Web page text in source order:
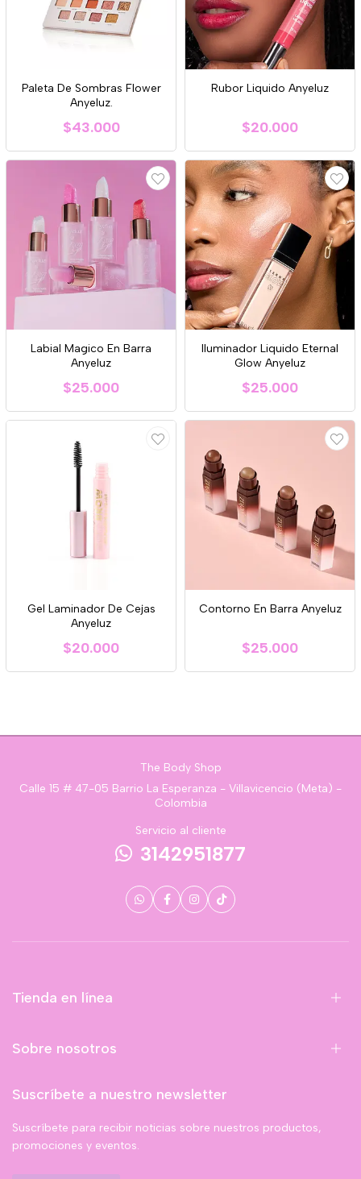
Paleta De Sombras Flower
Anyeluz.
$43.000
Rubor Liquido Anyeluz
$20.000
Labial Magico En Barra
Anyeluz
$25.000
Iluminador Liquido Eternal
Glow Anyeluz
$25.000
Gel Laminador De Cejas
Anyeluz
$20.000
Contorno En Barra Anyeluz
$25.000
The Body Shop
Calle 15 # 47-05 Barrio La Esperanza - Villavicencio (Meta) -
Colombia
Servicio al cliente
3142951877
Tienda en línea
Sobre nosotros
Suscríbete a nuestro newsletter
Suscríbete para recibir noticias sobre nuestros productos,
promociones y eventos.